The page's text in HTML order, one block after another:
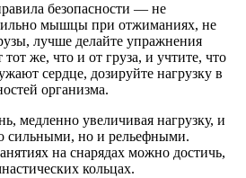
безопасности — не
мышцы при отжиманиях, не
лучше делайте упражнения
же, что и от груза, и учтите, что
сердце, дозируйте нагрузку в
организма.
медленно увеличивая нагрузку, и
сильными, но и рельефными.
на снарядах можно достичь,
кольцах.